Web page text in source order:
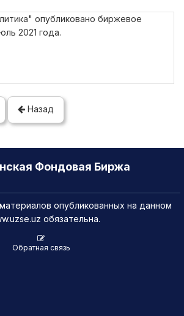
опубликовано биржевое
2021 года.
Назад
Фондовая Биржа
опубликованных на данном
обязательна.
Обратная связь